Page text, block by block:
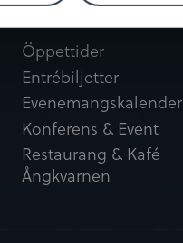
Besök oss
Öppettider
Entrébiljetter
Evenemangskalender
Konferens & Event
Restaurang & Kafé
Ångkvarnen